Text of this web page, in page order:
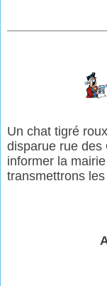
Un chat tigré
disparue rue
informer la
transmettrons